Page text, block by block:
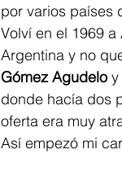
por varios países
Volví en el 1969
Argentina y no
Gómez Agudelo y
donde hacía dos
oferta era muy
Así empezó mi